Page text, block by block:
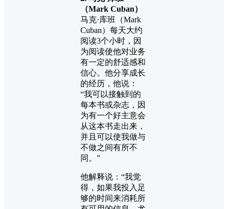
（Mark Cuban）
马克·库班（Mark
Cuban）每天大约
阅读3个小时，因
为阅读使他对业务
有一定的舒适感和
信心。他分享成长
的经历，他说：
“我可以接触到的
每本书或杂志，因
为有一个好主意会
从这本书走出来，
并且可以使我做与
不做之间有所不
同。”
他解释说：“我觉
得，如果我投入足
够的时间来消耗所